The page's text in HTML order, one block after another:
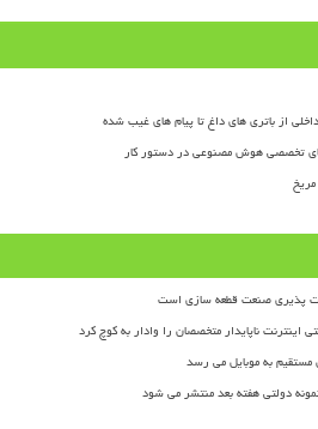
از باتری های داغ تا پیام های غیب شده
تخصصی هوش مصنوعی در دستور کار
پذیری صنعت قطعه سازی است
اینترنت ناپایدار متخصصان را وادار به کوچ کرد
مستقیم به موبایل می رسد
دولتی هفته بعد منتشر می شود